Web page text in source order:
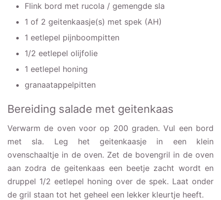
Flink bord met rucola / gemengde sla
1 of 2 geitenkaasje(s) met spek (AH)
1 eetlepel pijnboompitten
1/2 eetlepel olijfolie
1 eetlepel honing
granaatappelpitten
Bereiding salade met geitenkaas
Verwarm de oven voor op 200 graden. Vul een bord
met sla. Leg het geitenkaasje in een klein
ovenschaaltje in de oven. Zet de bovengril in de oven
aan zodra de geitenkaas een beetje zacht wordt en
druppel 1/2 eetlepel honing over de spek. Laat onder
de gril staan tot het geheel een lekker kleurtje heeft.